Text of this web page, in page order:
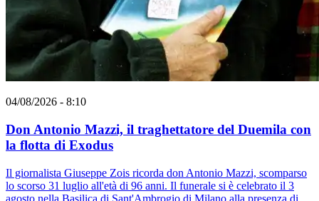
04/08/2026 - 8:10
Don Antonio Mazzi, il traghettatore del Duemila con
la flotta di Exodus
Il giornalista Giuseppe Zois ricorda don Antonio Mazzi, scomparso
lo scorso 31 luglio all'età di 96 anni. Il funerale si è celebrato il 3
agosto nella Basilica di Sant'Ambrogio di Milano alla presenza di